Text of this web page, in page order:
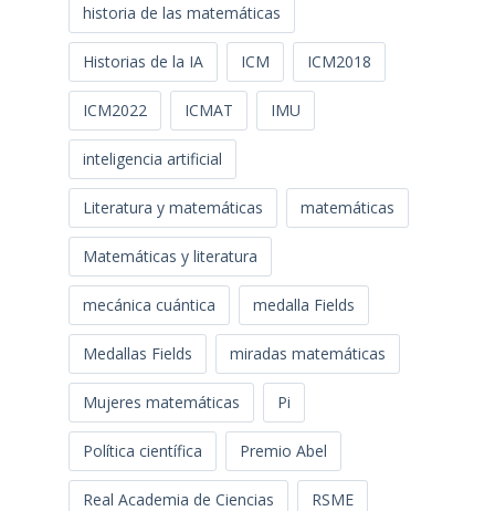
historia de las matemáticas
Historias de la IA ICM ICM2018
ICM2022 ICMAT IMU
inteligencia artificial
Literatura y matemáticas matemáticas
Matemáticas y literatura
mecánica cuántica medalla Fields
Medallas Fields miradas matemáticas
Mujeres matemáticas Pi
Política científica Premio Abel
Real Academia de Ciencias RSME